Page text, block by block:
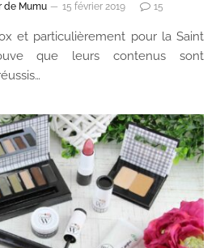
de Mumu 15 février 2019 15
et particulièrement pour la Saint
que leurs contenus sont